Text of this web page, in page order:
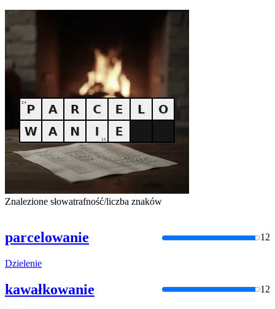
Znalezione słowatrafność/liczba znaków
parcelowanie 12
Dzielenie
kawałkowanie 12